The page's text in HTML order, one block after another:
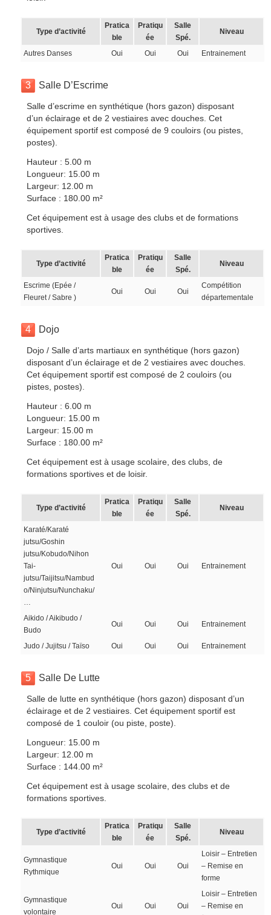
Type d’activité
Pratica
ble
Pratiqu
ée
Salle
Spé.
Niveau
Autres Danses Oui Oui Oui Entrainement
3 Salle D’Escrime
Salle d’escrime en synthétique (hors gazon) disposant
d’un éclairage et de 2 vestiaires avec douches. Cet
équipement sportif est composé de 9 couloirs (ou pistes,
postes).
Hauteur : 5.00 m
Longueur: 15.00 m
Largeur: 12.00 m
Surface : 180.00 m²
Cet équipement est à usage des clubs et de formations
sportives.
Type d’activité
Pratica
ble
Pratiqu
ée
Salle
Spé.
Niveau
Escrime (Epée /
Fleuret / Sabre )
Oui Oui Oui
Compétition
départementale
4 Dojo
Dojo / Salle d’arts martiaux en synthétique (hors gazon)
disposant d’un éclairage et de 2 vestiaires avec douches.
Cet équipement sportif est composé de 2 couloirs (ou
pistes, postes).
Hauteur : 6.00 m
Longueur: 15.00 m
Largeur: 15.00 m
Surface : 180.00 m²
Cet équipement est à usage scolaire, des clubs, de
formations sportives et de loisir.
Type d’activité
Pratica
ble
Pratiqu
ée
Salle
Spé.
Niveau
Karaté/Karaté
jutsu/Goshin
jutsu/Kobudo/Nihon
Tai-
jutsu/Taijitsu/Nambud
o/Ninjutsu/Nunchaku/
…
Oui Oui Oui Entrainement
Aikido / Aikibudo /
Budo
Oui Oui Oui Entrainement
Judo / Jujitsu / Taïso Oui Oui Oui Entrainement
5 Salle De Lutte
Salle de lutte en synthétique (hors gazon) disposant d’un
éclairage et de 2 vestiaires. Cet équipement sportif est
composé de 1 couloir (ou piste, poste).
Longueur: 15.00 m
Largeur: 12.00 m
Surface : 144.00 m²
Cet équipement est à usage scolaire, des clubs et de
formations sportives.
Type d’activité
Pratica
ble
Pratiqu
ée
Salle
Spé.
Niveau
Gymnastique
Rythmique
Oui Oui Oui
Loisir – Entretien
– Remise en
forme
Gymnastique
volontaire
Oui Oui Oui
Loisir – Entretien
– Remise en